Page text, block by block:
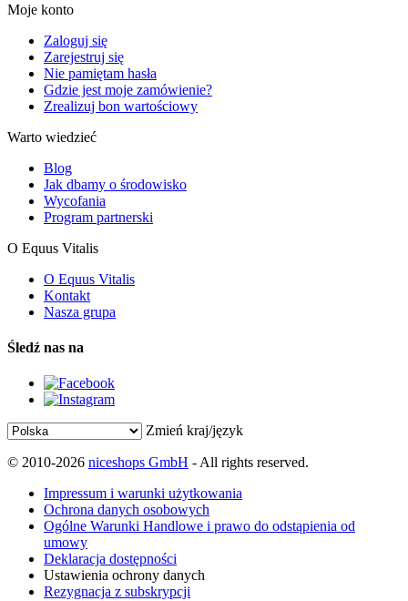
Moje konto
Zaloguj się
Zarejestruj się
Nie pamiętam hasła
Gdzie jest moje zamówienie?
Zrealizuj bon wartościowy
Warto wiedzieć
Blog
Jak dbamy o środowisko
Wycofania
Program partnerski
O Equus Vitalis
O Equus Vitalis
Kontakt
Nasza grupa
Śledź nas na
Zmień kraj/język
© 2010-2026 niceshops GmbH - All rights reserved.
Impressum i warunki użytkowania
Ochrona danych osobowych
Ogólne Warunki Handlowe i prawo do odstąpienia od
umowy
Deklaracja dostępności
Ustawienia ochrony danych
Rezygnacja z subskrypcji